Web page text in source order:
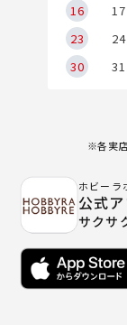
16
17
23
24
30
31
※各実
ホビーラ
公式
サクサ